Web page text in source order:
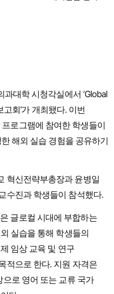
대학 시청각실에서 ‘Global
회’가 개최됐다. 이번
로그램에 참여한 학생들이
해외 실습 경험을 공유하기
혁신전략부총장과 윤병일
수진과 학생들이 참석했다.
글로컬 시대에 부합하는
실습을 통해 학생들의
임상 교육 및 연구
적으로 한다. 지원 자격은
로 영어 또는 교류 국가